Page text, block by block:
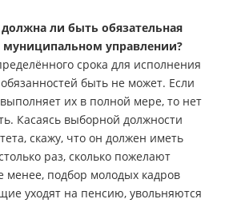
ли быть обязательная
муниципальном управлении?
срока для исполнения
быть не может. Если
их в полной мере, то нет
Касаясь выборной должности
скажу, что он должен иметь
раз, сколько пожелают
менее, подбор молодых кадров
уходят на пенсию, увольняются